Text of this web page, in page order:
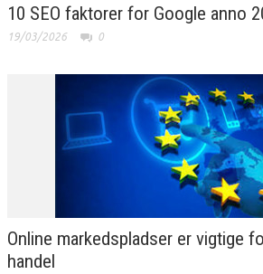
10 SEO faktorer for Google anno
19/03/2026 0
Online markedspladser er vigtige
handel